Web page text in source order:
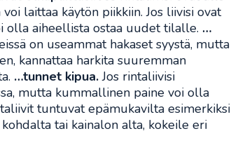
laittaa käytön piikkiin. Jos liivisi ovat
olla aiheellista ostaa uudet tilalle. …
on useammat hakaset syystä, mutta
kannattaa harkita suuremman
…tunnet kipua.Jos rintaliivisi
mutta kummallinen paine voi olla
tuntuvat epämukavilta esimerkiksi
tai kainalon alta, kokeile eri